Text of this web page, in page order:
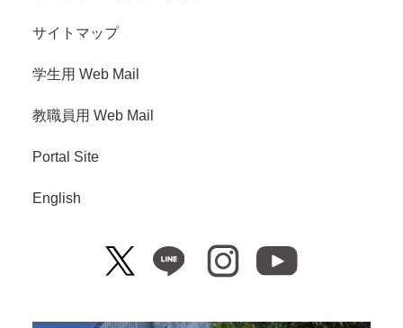
サイトマップ
学生用 Web Mail
教職員用 Web Mail
Portal Site
English